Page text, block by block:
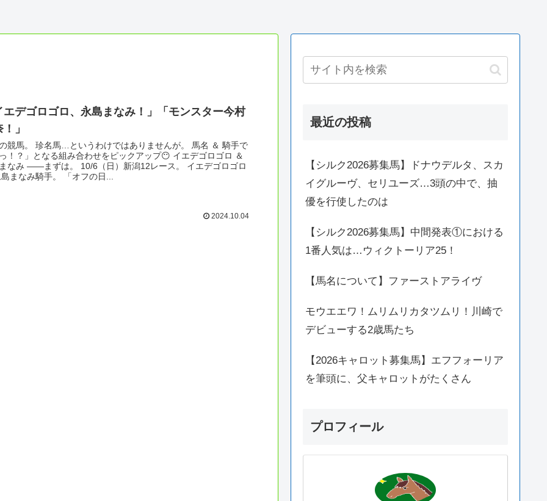
エデゴロゴロ、永島まなみ！」「モンスター今村
」
競馬。 珍名馬…というわけではありませんが。 馬名 ＆ 騎手で
！？」となる組み合わせをピックアップ😶 イエデゴロゴロ ＆
なみ ――まずは。 10/6（日）新潟12レース。 イエデゴロゴロ
まなみ騎手。 「オフの日...
2024.10.04
最近の投稿
【シルク2026募集馬】ドナウデルタ、スカ
イグルーヴ、セリユーズ…3頭の中で、抽
優を行使したのは
【シルク2026募集馬】中間発表①における
1番人気は…ウィクトーリア25！
【馬名について】ファーストアライヴ
モウエエワ！ムリムリカタツムリ！川崎で
デビューする2歳馬たち
【2026キャロット募集馬】エフフォーリア
を筆頭に、父キャロットがたくさん
プロフィール